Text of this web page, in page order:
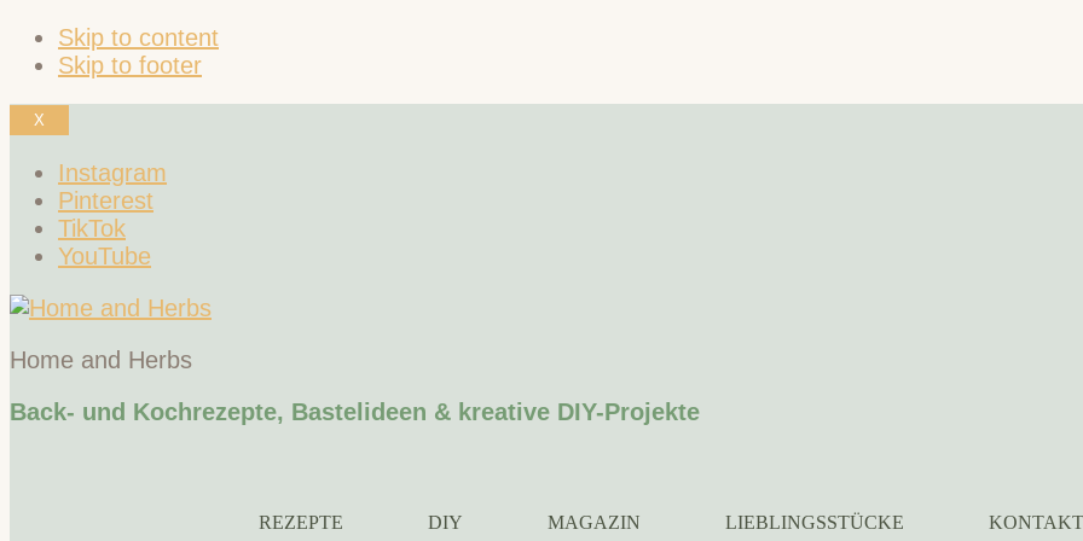
Skip to content
Skip to footer
X
Instagram
Pinterest
TikTok
YouTube
Home and Herbs
Back- und Kochrezepte, Bastelideen & kreative DIY-Projekte
REZEPTE DIY MAGAZIN LIEBLINGSSTÜCKE KONTAKT